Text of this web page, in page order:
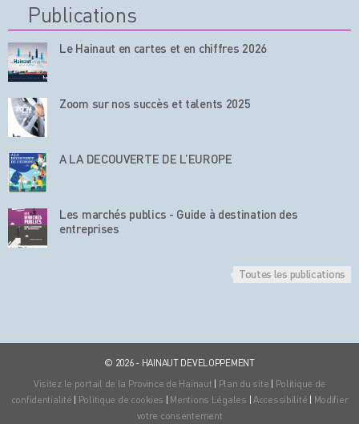
Publications
Le Hainaut en cartes et en chiffres 2026
Zoom sur nos succès et talents 2025
A LA DECOUVERTE DE L’EUROPE
Les marchés publics - Guide à destination des
entreprises
Toutes les publications
© 2026 - HAINAUT DEVELOPPEMENT
Visitez le portail de la Province de Hainaut | Plan du site | Politique de
confidentialité | Politique de cookies | Mentions Légales | Accessibilité | Modifier
votre consentement